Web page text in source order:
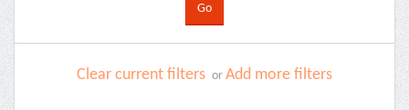
Clear current filters or Add more filters